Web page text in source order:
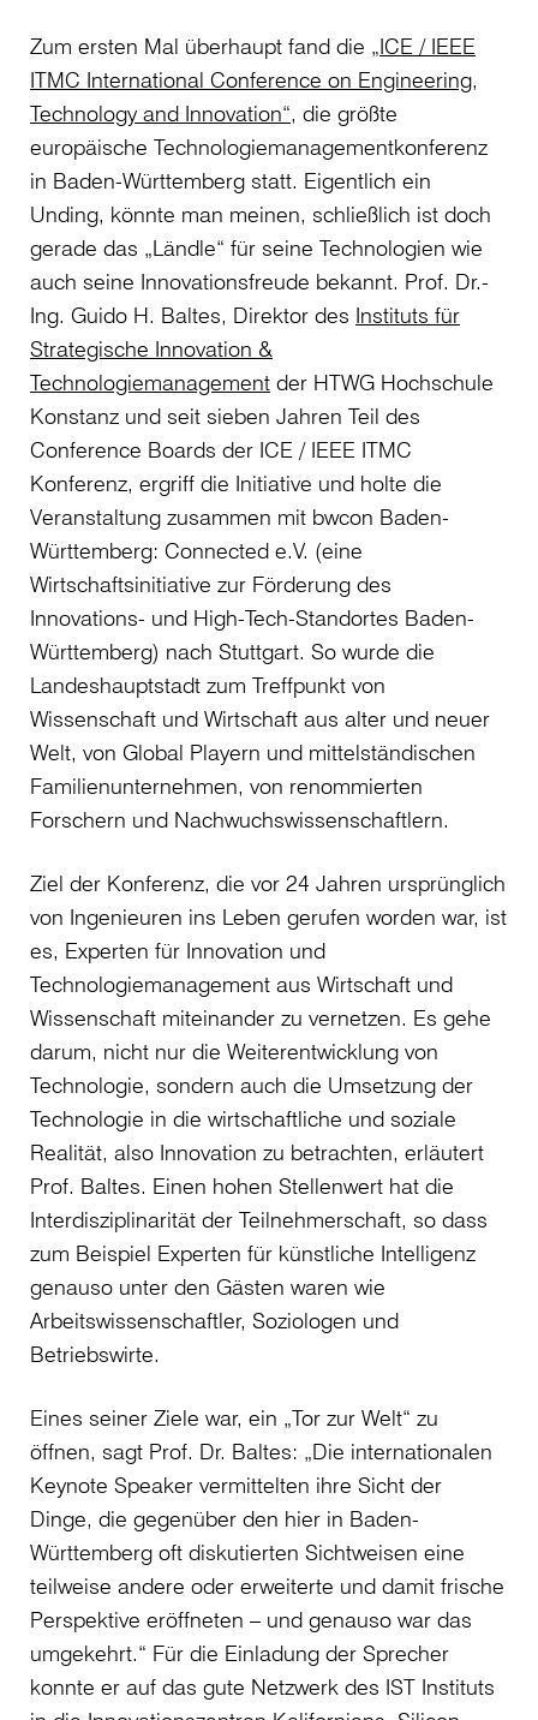
Zum ersten Mal überhaupt fand die „ICE / IEEE
ITMC International Conference on Engineering,
Technology and Innovation“, die größte
europäische Technologiemanagementkonferenz
in Baden-Württemberg statt. Eigentlich ein
Unding, könnte man meinen, schließlich ist doch
gerade das „Ländle“ für seine Technologien wie
auch seine Innovationsfreude bekannt. Prof. Dr.-
Ing. Guido H. Baltes, Direktor des Instituts für
Strategische Innovation &
Technologiemanagement der HTWG Hochschule
Konstanz und seit sieben Jahren Teil des
Conference Boards der ICE / IEEE ITMC
Konferenz, ergriff die Initiative und holte die
Veranstaltung zusammen mit bwcon Baden-
Württemberg: Connected e.V. (eine
Wirtschaftsinitiative zur Förderung des
Innovations- und High-Tech-Standortes Baden-
Württemberg) nach Stuttgart. So wurde die
Landeshauptstadt zum Treffpunkt von
Wissenschaft und Wirtschaft aus alter und neuer
Welt, von Global Playern und mittelständischen
Familienunternehmen, von renommierten
Forschern und Nachwuchswissenschaftlern.
Ziel der Konferenz, die vor 24 Jahren ursprünglich
von Ingenieuren ins Leben gerufen worden war, ist
es, Experten für Innovation und
Technologiemanagement aus Wirtschaft und
Wissenschaft miteinander zu vernetzen. Es gehe
darum, nicht nur die Weiterentwicklung von
Technologie, sondern auch die Umsetzung der
Technologie in die wirtschaftliche und soziale
Realität, also Innovation zu betrachten, erläutert
Prof. Baltes. Einen hohen Stellenwert hat die
Interdisziplinarität der Teilnehmerschaft, so dass
zum Beispiel Experten für künstliche Intelligenz
genauso unter den Gästen waren wie
Arbeitswissenschaftler, Soziologen und
Betriebswirte.
Eines seiner Ziele war, ein „Tor zur Welt“ zu
öffnen, sagt Prof. Dr. Baltes: „Die internationalen
Keynote Speaker vermittelten ihre Sicht der
Dinge, die gegenüber den hier in Baden-
Württemberg oft diskutierten Sichtweisen eine
teilweise andere oder erweiterte und damit frische
Perspektive eröffneten – und genauso war das
umgekehrt.“ Für die Einladung der Sprecher
konnte er auf das gute Netzwerk des IST Instituts